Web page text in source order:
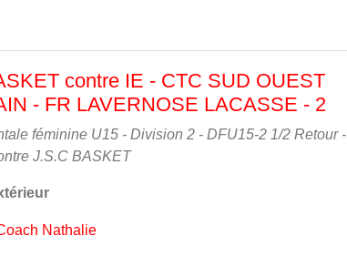
contre IE - CTC SUD OUEST
- FR LAVERNOSE LACASSE - 2
féminine U15 - Division 2 - DFU15-2 1/2 Retour -
J.S.C BASKET
Nathalie